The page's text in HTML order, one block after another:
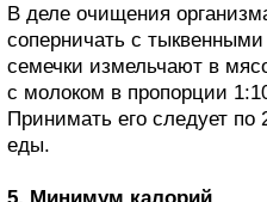
В деле очищения
соперничать с
семечки измельчают в
с молоком в пропорции
Принимать его следует по
еды.